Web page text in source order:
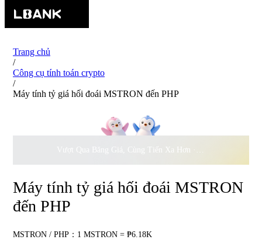
Trang chủ
/
Công cụ tính toán crypto
/
Máy tính tỷ giá hối đoái MSTRON đến PHP
Vượt Qua Băng Giá, Cùng Tiến Xa Hơn ·500.000
Máy tính tỷ giá hối đoái MSTRON
đến PHP
MSTRON / PHP：1 MSTRON = ₱6.18K